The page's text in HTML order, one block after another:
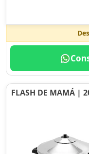
FLASH DE MAMÁ |